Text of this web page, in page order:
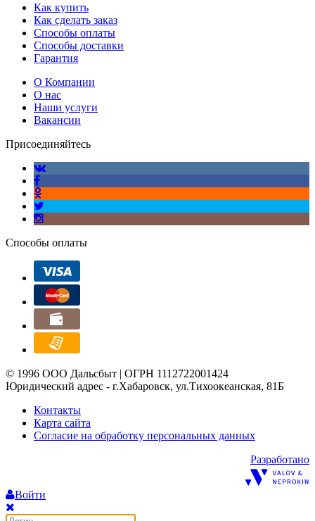
Как купить
Как сделать заказ
Способы оплаты
Способы доставки
Гарантия
О Компании
О нас
Наши услуги
Вакансии
Присоединяйтесь
Способы оплаты
© 1996 ООО Дальсбыт | ОГРН 1112722001424
Юридический адрес - г.Хабаровск, ул.Тихоокеанская, 81Б
Контакты
Карта сайта
Согласие на обработку персональных данных
Разработано
Войти